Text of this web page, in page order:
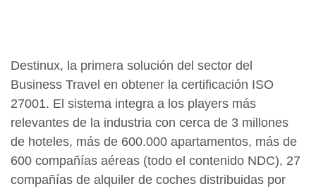
Destinux, la primera solución del sector del
Business Travel en obtener la certificación ISO
27001. El sistema integra a los players más
relevantes de la industria con cerca de 3 millones
de hoteles, más de 600.000 apartamentos, más de
600 compañías aéreas (todo el contenido NDC), 27
compañías de alquiler de coches distribuidas por